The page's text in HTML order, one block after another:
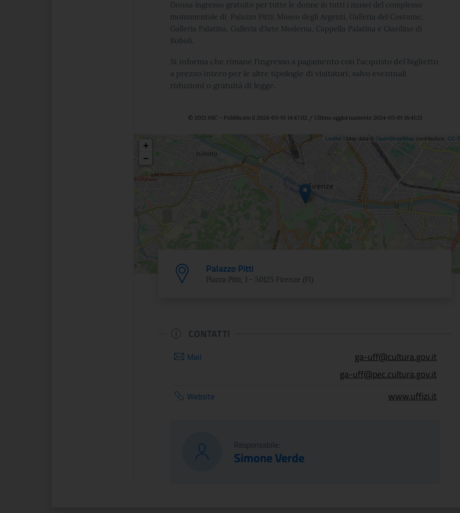
Donna ingresso gratuito per tutte le donne in tutti i musei del complesso
monumentale di Palazzo Pitti: Museo degli Argenti, Galleria del Costume,
Galleria Palatina, Galleria d'Arte Moderna, Cappella Palatina e Giardino di
Boboli.
Si informa che rimane l'ingresso a pagamento con l'acquisto del biglietto
a prezzo intero per le altre tipologie di visitatori, salvo eventuali
riduzioni o gratuità di legge.
© 2021 MiC - Pubblicato il 2024-03-01 14:47:02 / Ultimo aggiornamento 2024-03-01 16:41:21
Posizione
+
−
Leaflet | Map data © OpenStreetMapcontributors, CC-
Palazzo Pitti
Piazza Pitti, 1 - 50125 Firenze (FI)
CONTATTI
Mail
ga-uff@cultura.gov.it
ga-uff@pec.cultura.gov.it
Website www.uffizi.it
Responsabile:
Simone Verde